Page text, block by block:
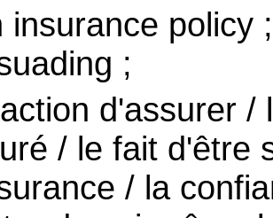
insurance policy
;
d'assurer /
/ le fait d'être
/ la